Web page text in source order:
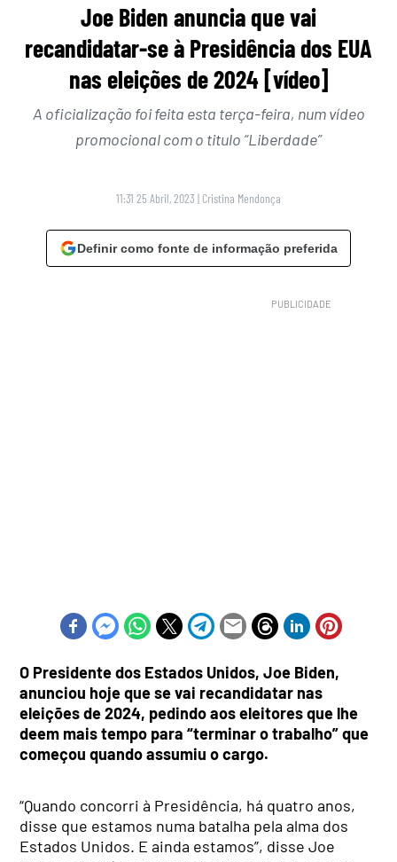
Joe Biden anuncia que vai
recandidatar-se à Presidência dos EUA
nas eleições de 2024 [vídeo]
A oficialização foi feita esta terça-feira, num vídeo
promocional com o titulo “Liberdade”
11:31 25 Abril, 2023 | Cristina Mendonça
Definir como fonte de informação preferida
O Presidente dos Estados Unidos, Joe Biden,
anunciou hoje que se vai recandidatar nas
eleições de 2024, pedindo aos eleitores que lhe
deem mais tempo para “terminar o trabalho” que
começou quando assumiu o cargo.
“Quando concorri à Presidência, há quatro anos,
disse que estamos numa batalha pela alma dos
Estados Unidos. E ainda estamos”, disse Joe